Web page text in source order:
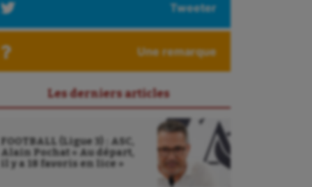
Tweeter
Une remarque
Les derniers articles
FOOTBALL (Ligue 3) : ASC,
Alain Pochat « Au départ,
il y a 18 favoris en lice »